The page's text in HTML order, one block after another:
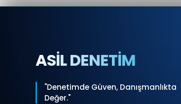
ASİL DENETİM
"Denetimde Güven, Danışmanlıkta
Değer."